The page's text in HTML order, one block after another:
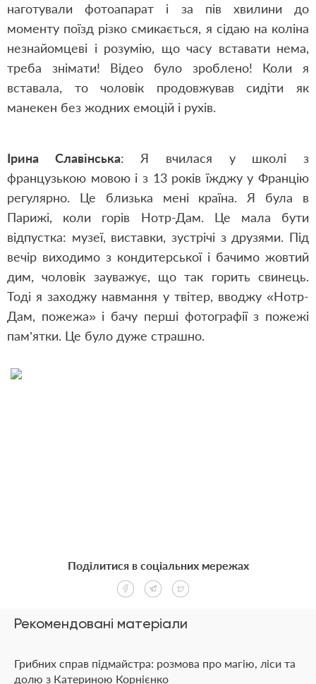
наготували фотоапарат і за пів хвилини до
моменту поїзд різко смикається, я сідаю на коліна
незнайомцеві і розумію, що часу вставати нема,
треба знімати! Відео було зроблено! Коли я
вставала, то чоловік продовжував сидіти як
манекен без жодних емоцій і рухів.
Ірина Славінська: Я вчилася у школі з
французькою мовою і з 13 років їжджу у Францію
регулярно. Це близька мені країна. Я була в
Парижі, коли горів Нотр-Дам. Це мала бути
відпустка: музеї, виставки, зустрічі з друзями. Під
вечір виходимо з кондитерської і бачимо жовтий
дим, чоловік зауважує, що так горить свинець.
Тоді я заходжу навмання у твітер, вводжу «Нотр-
Дам, пожежа» і бачу перші фотографії з пожежі
пам’ятки. Це було дуже страшно.
Рекомендовані матеріали
Грибних справ підмайстра: розмова про магію, ліси та
долю з Катериною Корнієнко
Поділитися в соціальних мережах